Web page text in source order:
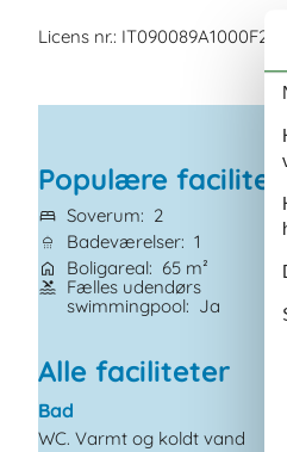
Licens nr.: IT090089A1000F2050
Populære
Soverum
2
Badeværelser 1
Boligareal
65 m²
Fælles udendørs
swimmingpool
Ja
Alle faciliteter
Bad
WC. Varmt og koldt vand